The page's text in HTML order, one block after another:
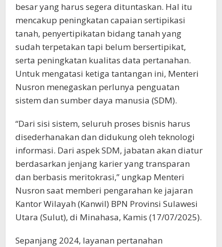
besar yang harus segera dituntaskan. Hal itu
mencakup peningkatan capaian sertipikasi
tanah, penyertipikatan bidang tanah yang
sudah terpetakan tapi belum bersertipikat,
serta peningkatan kualitas data pertanahan.
Untuk mengatasi ketiga tantangan ini, Menteri
Nusron menegaskan perlunya penguatan
sistem dan sumber daya manusia (SDM).
“Dari sisi sistem, seluruh proses bisnis harus
disederhanakan dan didukung oleh teknologi
informasi. Dari aspek SDM, jabatan akan diatur
berdasarkan jenjang karier yang transparan
dan berbasis meritokrasi,” ungkap Menteri
Nusron saat memberi pengarahan ke jajaran
Kantor Wilayah (Kanwil) BPN Provinsi Sulawesi
Utara (Sulut), di Minahasa, Kamis (17/07/2025).
Sepanjang 2024, layanan pertanahan